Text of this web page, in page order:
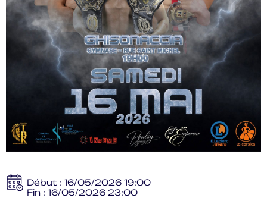
Début : 16/05/2026 19:00
Fin : 16/05/2026 23:00